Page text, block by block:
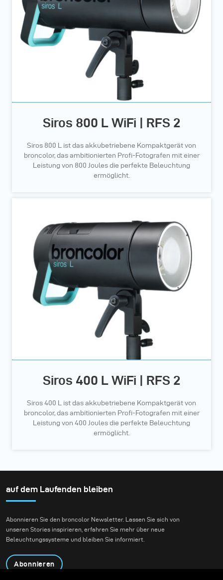
Siros 800 L WiFi | RFS 2
Siros 800 L ist das akkubetriebene Kompaktgerät von
broncolor, das ambitionierten Profi-Fotografen mit einer
Leistung von 800 Joules die perfekte Beleuchtung
ermöglicht.
Siros 400 L WiFi | RFS 2
Siros 400 L ist das akkubetriebene Kompaktgerät von
broncolor, das ambitionierten Profi-Fotografen mit einer
Leistung von 400 Joules die perfekte Beleuchtung
ermöglicht.
auf dem Laufenden bleiben
Abonnieren Sie den broncolor Newsletter. Lassen Sie sich von
unseren Stories inspirieren, erfahren Sie mehr über neue
Beleuchtungssysteme und bleiben Sie informiert.
Abonnieren